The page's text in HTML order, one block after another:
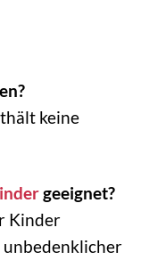
keine
geeignet?
Kinder
unbedenklicher